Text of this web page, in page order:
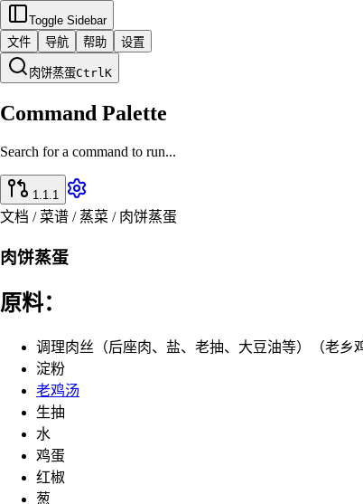
Toggle Sidebar
文件
导航 帮助 设置
肉饼蒸蛋CtrlK
Command Palette
Search for a command to run...
1.1.1
文档 / 菜谱 / 蒸菜 / 肉饼蒸蛋
肉饼蒸蛋
原料：
调理肉丝（后座肉、盐、老抽、大豆油等）（老乡
淀粉
老鸡汤
生抽
水
鸡蛋
红椒
葱